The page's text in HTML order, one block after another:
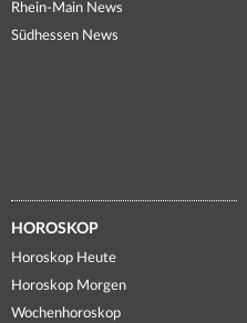
Rhein-Main News
Südhessen News
HOROSKOP
Horoskop Heute
Horoskop Morgen
Wochenhoroskop